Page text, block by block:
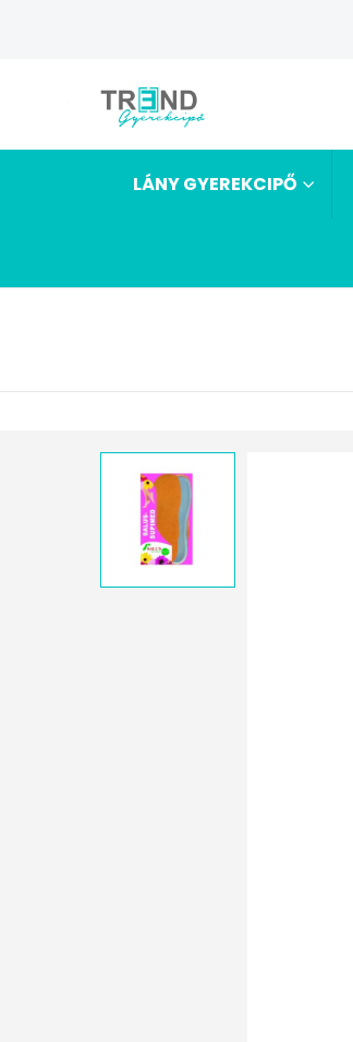
LÁNY GYEREKCIPŐ